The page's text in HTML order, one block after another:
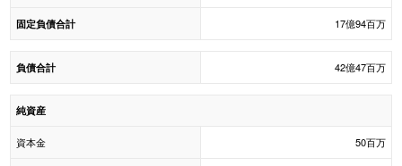
固定負債合計 17億94百万
負債合計 42億47百万
純資産
資本金 50百万